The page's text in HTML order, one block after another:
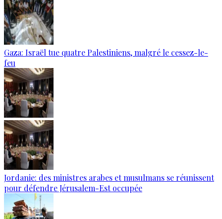
Gaza: Israël tue quatre Palestiniens, malgré le cessez-le-
feu
Jordanie: des ministres arabes et musulmans se réunissent
pour défendre Jérusalem-Est occupée